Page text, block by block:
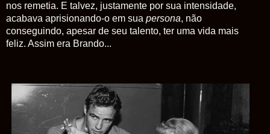
nos remetia. E talvez, justamente por sua intensidade,
acabava aprisionando-o em sua persona, não
conseguindo, apesar de seu talento, ter uma vida mais
feliz. Assim era Brando...